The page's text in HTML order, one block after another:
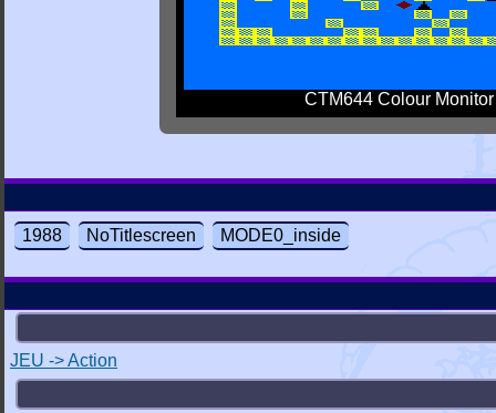
CTM644 Colour Monitor
1988 NoTitlescreen MODE0_inside
JEU -> Action